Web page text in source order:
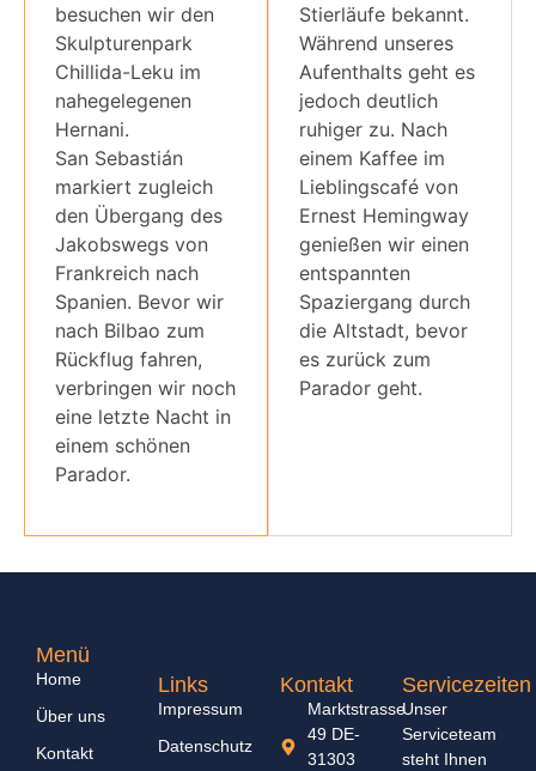
Stierläufe bekannt.
Während unseres
Aufenthalts geht es
jedoch deutlich
ruhiger zu. Nach
einem Kaffee im
Lieblingscafé von
Ernest Hemingway
genießen wir einen
entspannten
Spaziergang durch
die Altstadt, bevor
es zurück zum
Parador geht.
besuchen wir den
Skulpturenpark
Chillida-Leku im
nahegelegenen
Hernani.
San Sebastián
markiert zugleich
den Übergang des
Jakobswegs von
Frankreich nach
Spanien. Bevor wir
nach Bilbao zum
Rückflug fahren,
verbringen wir noch
eine letzte Nacht in
einem schönen
Parador.
Menü
Home
Über uns
Kontakt
Links
Impressum
Datenschutz
Kontakt
Marktstrasse
49 DE-
31303
Servicezeiten
Unser
Serviceteam
steht Ihnen